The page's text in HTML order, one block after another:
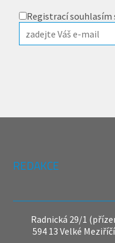
Registrací souhlasím
REDAKCE
Radnická 29/1
594 13 Velké Meziříčí